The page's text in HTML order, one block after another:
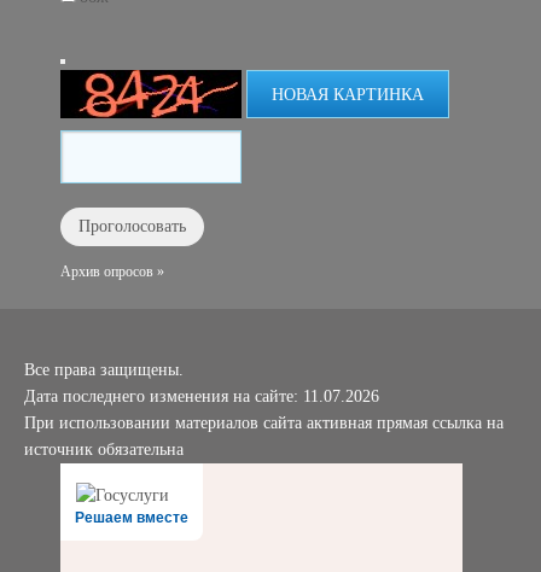
НОВАЯ КАРТИНКА
Архив опросов »
Все права защищены.
Дата последнего изменения на сайте: 11.07.2026
При использовании материалов сайта активная прямая ссылка на
источник обязательна
Решаем вместе